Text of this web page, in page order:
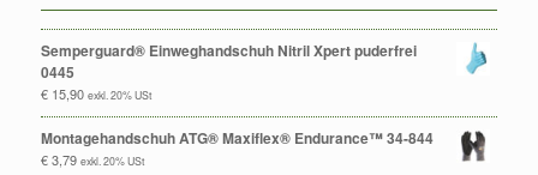
Semperguard® Einweghandschuh Nitril Xpert puderfrei
0445
€15,90 exkl. 20% USt
Montagehandschuh ATG® Maxiflex® Endurance™ 34-844
€3,79 exkl. 20% USt